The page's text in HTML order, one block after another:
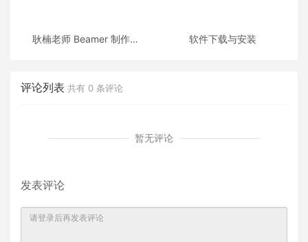
耿楠老师 Beamer 制作的
软件下载与安装
评论列表 共有 0 条评论
暂无评论
发表评论